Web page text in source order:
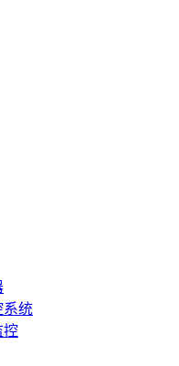
系统
控